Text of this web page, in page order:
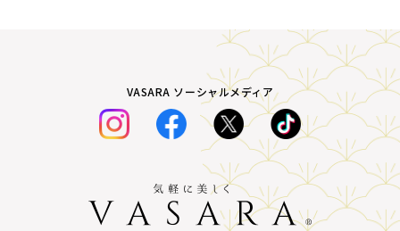
VASARA ソーシャルメディア